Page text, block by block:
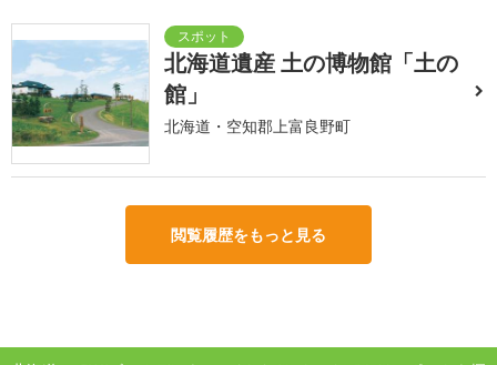
北海道遺産 土の博物館「土の
館」
北海道・空知郡上富良野町
閲覧履歴をもっと見る